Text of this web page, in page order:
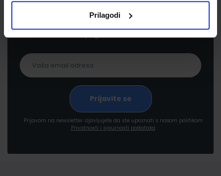
Prilagodi
Prijavite se kako bi primali informacije o novim
pogodnostima
Prijavom na newsletter izjavljujete da ste upoznati s našom politikom
Privatnosti i sigurnosti podataka